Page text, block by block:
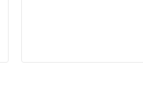
Улучшает рельеф
старение кожи,